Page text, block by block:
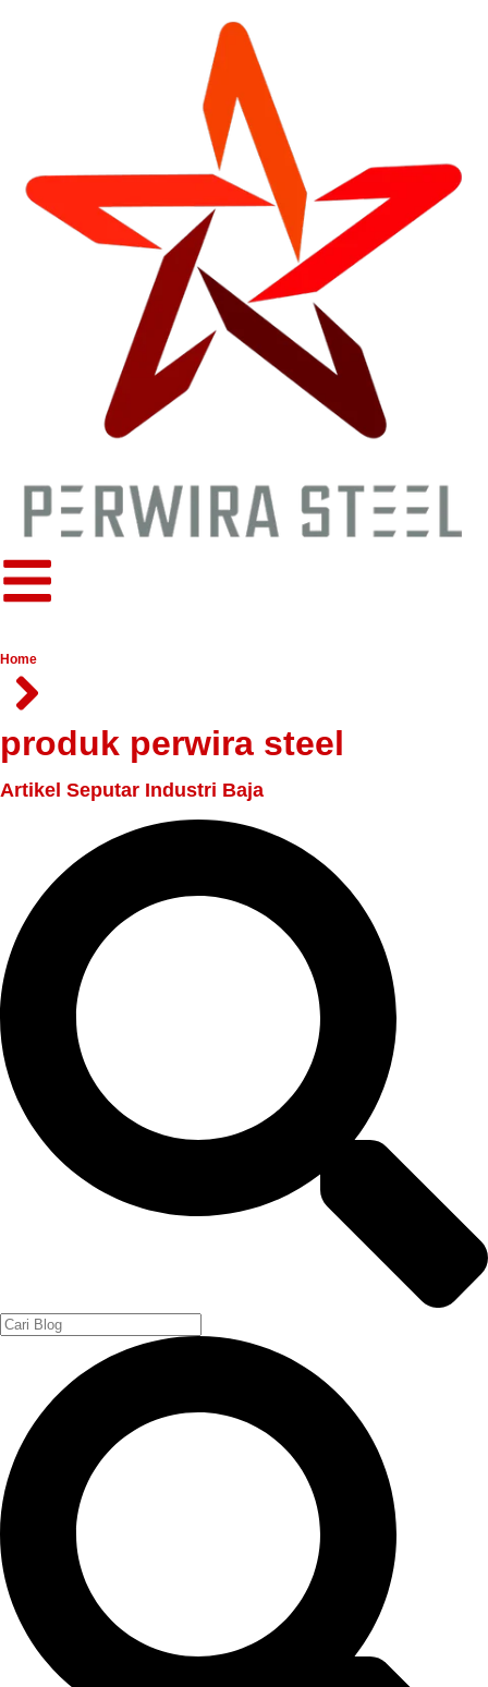
Home
produk perwira steel
Artikel Seputar Industri Baja